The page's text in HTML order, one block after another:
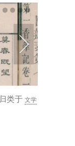
类于 文学